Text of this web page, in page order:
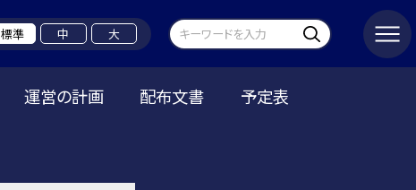
標準 中 大
運営の計画 配布文書 予定表